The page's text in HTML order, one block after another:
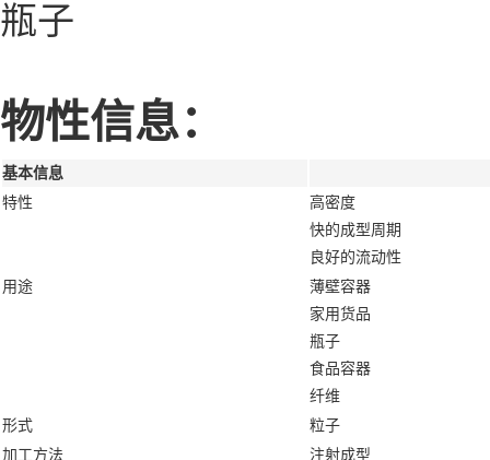
瓶子
物性信息：
基本信息
特性
高密度
快的成型周期
良好的流动性
用途
薄壁容器
家用货品
瓶子
食品容器
纤维
形式
粒子
加工方法
注射成型